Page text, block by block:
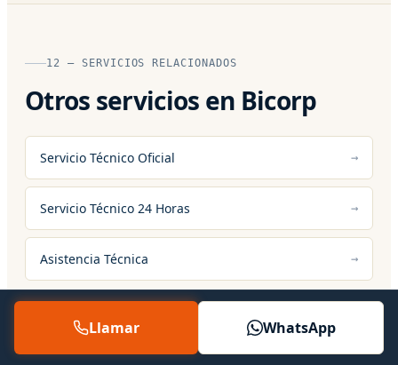
12 — SERVICIOS RELACIONADOS
Otros servicios en Bicorp
Servicio Técnico Oficial
Servicio Técnico 24 Horas
Asistencia Técnica
Llamar WhatsApp